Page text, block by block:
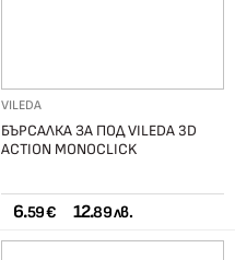
VILEDA
БЪРСАЛКА ЗА ПОД VILEDA 3D
ACTION MONOCLICK
6.59 € 12.89 лв.